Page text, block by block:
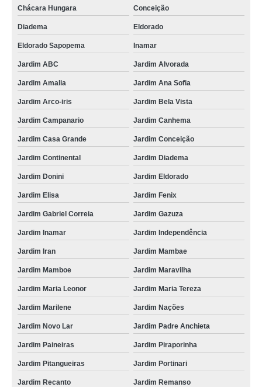
Chácara Hungara Conceição
Diadema Eldorado
Eldorado Sapopema Inamar
Jardim ABC Jardim Alvorada
Jardim Amalia Jardim Ana Sofia
Jardim Arco-iris Jardim Bela Vista
Jardim Campanario Jardim Canhema
Jardim Casa Grande Jardim Conceição
Jardim Continental Jardim Diadema
Jardim Donini Jardim Eldorado
Jardim Elisa Jardim Fenix
Jardim Gabriel Correia Jardim Gazuza
Jardim Inamar Jardim Independência
Jardim Iran Jardim Mambae
Jardim Mamboe Jardim Maravilha
Jardim Maria Leonor Jardim Maria Tereza
Jardim Marilene Jardim Nações
Jardim Novo Lar Jardim Padre Anchieta
Jardim Paineiras Jardim Piraporinha
Jardim Pitangueiras Jardim Portinari
Jardim Recanto Jardim Remanso